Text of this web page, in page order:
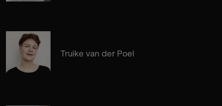
Truike van der Poel